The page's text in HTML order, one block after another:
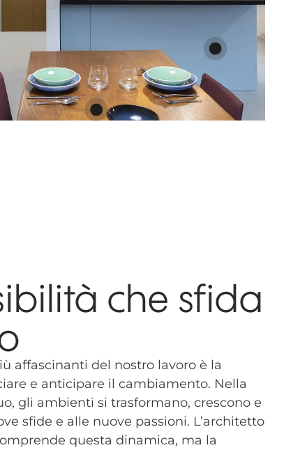
che sfida
affascinanti del nostro lavoro è la
e anticipare il cambiamento. Nella
gli ambienti si trasformano, crescono e
sfide e alle nuove passioni. L’architetto
questa dinamica, ma la